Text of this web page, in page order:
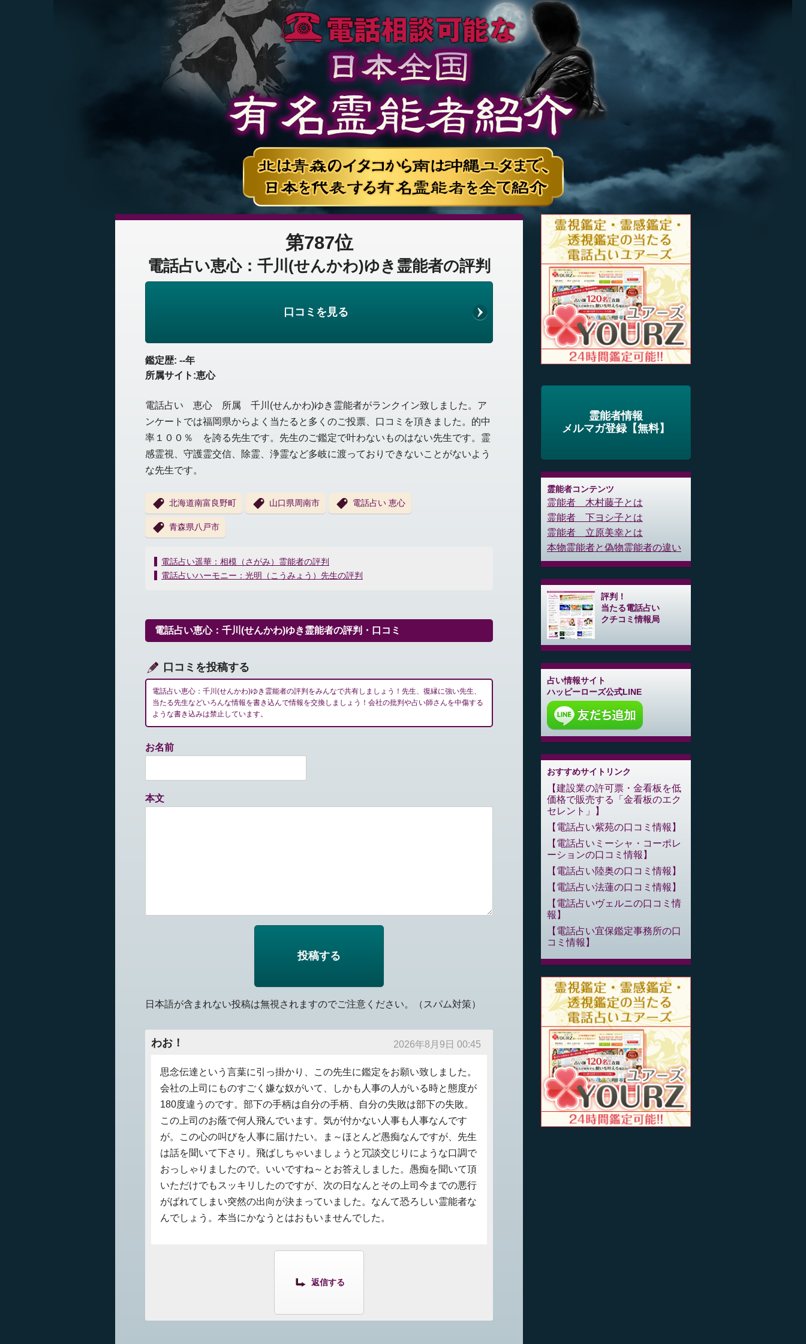
第787位
電話占い恵心：千川(せんかわ)ゆき霊能者の評判
口コミを見る
鑑定歴: --年
所属サイト:恵心
電話占い 恵心 所属 千川(せんかわ)ゆき霊能者がランクイン致しました。ア
ンケートでは福岡県からよく当たると多くのご投票、口コミを頂きました。的中
率１００％ を誇る先生です。先生のご鑑定で叶わないものはない先生です。霊
感霊視、守護霊交信、除霊、浄霊など多岐に渡っておりできないことがないよう
な先生です。
北海道南富良野町 山口県周南市 電話占い 恵心
青森県八戸市
投
稿
ー
シ
ン
電話占い遥華：相模（さがみ）霊能者の評判
電話占いハーモニー：光明（こうみょう）先生の評判
電話占い恵心：千川(せんかわ)ゆき霊能者の評判・口コミ
口コミを投稿する
電話占い恵心：千川(せんかわ)ゆき霊能者の評判をみんなで共有しましょう！先生、復縁に強い先生、
当たる先生などいろんな情報を書き込んで情報を交換しましょう！会社の批判や占い師さんを中傷する
ような書き込みは禁止しています。
お名前
本文
日本語が含まれない投稿は無視されますのでご注意ください。（スパム対策）
わお！ 2026年8月9日 00:45
思念伝達という言葉に引っ掛かり、この先生に鑑定をお願い致しました。
会社の上司にものすごく嫌な奴がいて、しかも人事の人がいる時と態度が
180度違うのです。部下の手柄は自分の手柄、自分の失敗は部下の失敗。
この上司のお蔭で何人飛んでいます。気が付かない人事も人事なんです
が。この心の叫びを人事に届けたい。ま～ほとんど愚痴なんですが、先生
は話を聞いて下さり。飛ばしちゃいましょうと冗談交じりにような口調で
おっしゃりましたので。いいですね～とお答えしました。愚痴を聞いて頂
いただけでもスッキリしたのですが、次の日なんとその上司今までの悪行
がばれてしまい突然の出向が決まっていました。なんて恐ろしい霊能者な
んでしょう。本当にかなうとはおもいませんでした。
返信する
霊能者情報
メルマガ登録【無料】
霊能者コンテンツ
霊能者 木村藤子とは
霊能者 下ヨシ子とは
霊能者 立原美幸とは
本物霊能者と偽物霊能者の違い
評判！
当たる電話占い
クチコミ情報局
占い情報サイト
ハッピーローズ公式LINE
おすすめサイトリンク
建設業の許可票・金看板を低
価格で販売する「金看板のエク
セレント」
電話占い紫苑の口コミ情報
電話占いミーシャ・コーポレ
ーションの口コミ情報
電話占い陸奥の口コミ情報
電話占い法蓮の口コミ情報
電話占いヴェルニの口コミ情
報
電話占い宜保鑑定事務所の口
コミ情報